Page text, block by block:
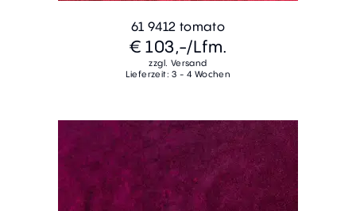
61 9412 tomato
€ 103,-/Lfm.
zzgl. Versand
Lieferzeit: 3 - 4 Wochen